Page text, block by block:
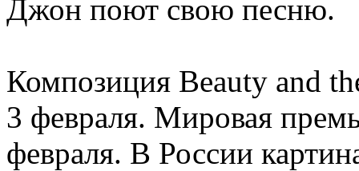
Джон поют свою песню.
Композиция Beauty and
3 февраля. Мировая
февраля. В России